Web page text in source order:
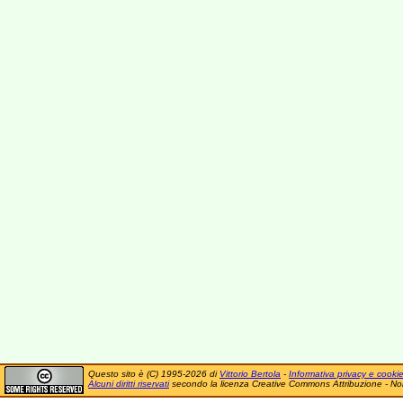
Questo sito è (C) 1995-2026 di Vittorio Bertola - Informativa privacy e cookie
Alcuni diritti riservatisecondo la licenza Creative Commons Attribuzione -